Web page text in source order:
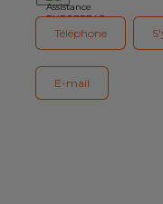
Téléphone
E-mail